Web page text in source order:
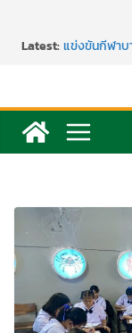
content
Latest:การพัฒนานวั
กิจกรรมบริจ
กีฬาอีสปอร์ต